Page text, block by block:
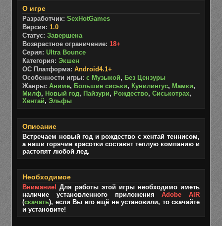
О игре
Разработчик: SexHotGames
Версия: 1.0
Статус: Завершена
Возврастное ограничение: 18+
Серия: Ultra Bounce
Категория: Экшен
ОС Платформа: Android4.1+
Особенности игры: с Музыкой, Без Цензуры
Жанры: Аниме, Большие сиськи, Кунилингус, Мамки,
Милф, Новый год, Пайзури, Рождество, Сиськотрах,
Хентай, Эльфы
Описание
Встречаем новый год и рождество с хентай теннисом,
а наши горячие красотки составят теплую компанию и
растопят любой лед.
Необходимое
Внимание! Для работы этой игры необходимо иметь
наличие установленного приложенияAdobe AIR
(скачать), если Вы его ещё не установили, то скачайте
и установите!